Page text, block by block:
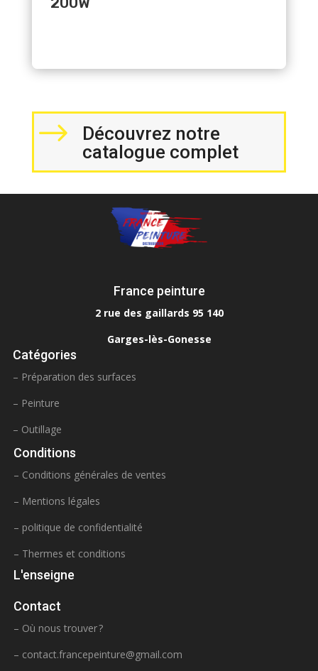
$
Découvrez notre
catalogue complet
France peinture
2 rue des gaillards 95 140
Garges-lès-Gonesse
Catégories
– Préparation des surfaces
– Peinture
– Outillage
Conditions
– Conditions générales de ventes
– Mentions légales
– politique de confidentialité
– Thermes et conditions
L'enseigne
Contact
– Où nous trouver ?
– contact.francepeinture@gmail.com